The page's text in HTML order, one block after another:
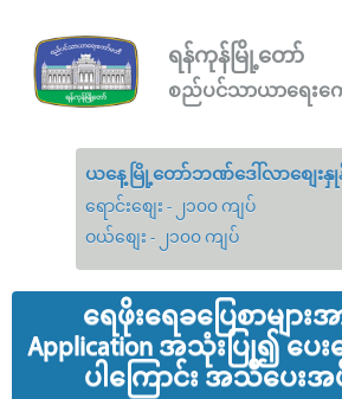
ရန်ကုန်မြို့တော်
စည်ပင်သာယာရေး
ယနေ့မြို့တော်ဘဏ်ဒေါ်လာစျေးနှု
ရောင်းစျေး - ၂၁၀၀ ကျပ်
ဝယ်စျေး - ၂၁၀၀ ကျပ်
ရေဖိုးရေခပြေစာများအ
Application အသုံးပြု၍ ပေး
ပါကြောင်း အသိပေး